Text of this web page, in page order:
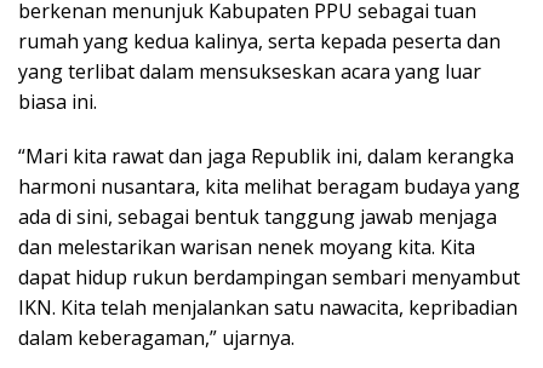
berkenan menunjuk Kabupaten PPU sebagai tuan
rumah yang kedua kalinya, serta kepada peserta dan
yang terlibat dalam mensukseskan acara yang luar
biasa ini.
“Mari kita rawat dan jaga Republik ini, dalam kerangka
harmoni nusantara, kita melihat beragam budaya yang
ada di sini, sebagai bentuk tanggung jawab menjaga
dan melestarikan warisan nenek moyang kita. Kita
dapat hidup rukun berdampingan sembari menyambut
IKN. Kita telah menjalankan satu nawacita, kepribadian
dalam keberagaman,” ujarnya.